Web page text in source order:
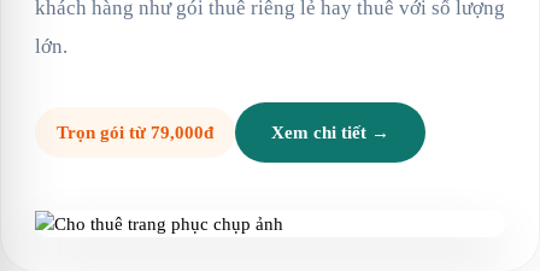
khách hàng như gói thuê riêng lẻ hay thuê với số lượng
lớn.
Trọn gói từ 79,000đ Xem chi tiết →